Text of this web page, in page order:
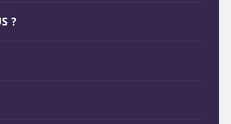
?
Web Fontanières